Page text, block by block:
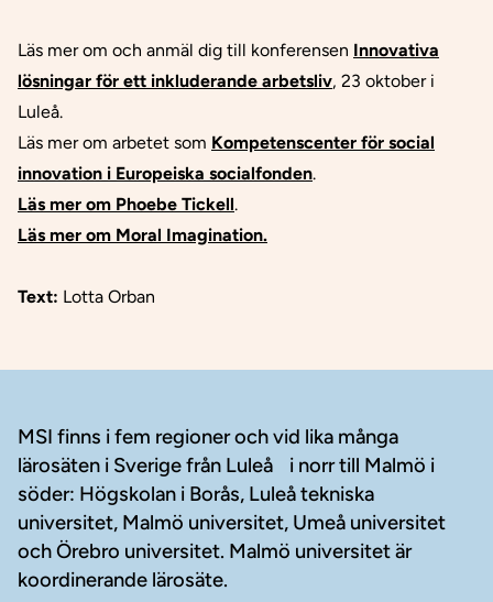
Läs mer om och anmäl dig till konferensen Innovativa
lösningar för ett inkluderande arbetsliv, 23 oktober i
Luleå.
Läs mer om arbetet som Kompetenscenter för social
innovation i Europeiska socialfonden.
Läs mer om Phoebe Tickell.
Läs mer om Moral Imagination.
Text: Lotta Orban
MSI finns i fem regioner och vid lika många
lärosäten i Sverige från Luleå i norr till Malmö i
söder: Högskolan i Borås, Luleå tekniska
universitet, Malmö universitet, Umeå universitet
och Örebro universitet. Malmö universitet är
koordinerande lärosäte.